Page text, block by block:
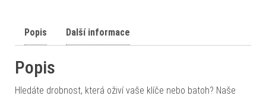
Popis Další informace
Popis
Hledáte drobnost, která oživí vaše klíče nebo batoh? Naše